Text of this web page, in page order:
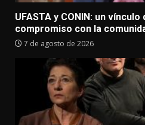
UFASTA y CONIN: un
compromiso con la
7 de agosto de 2026